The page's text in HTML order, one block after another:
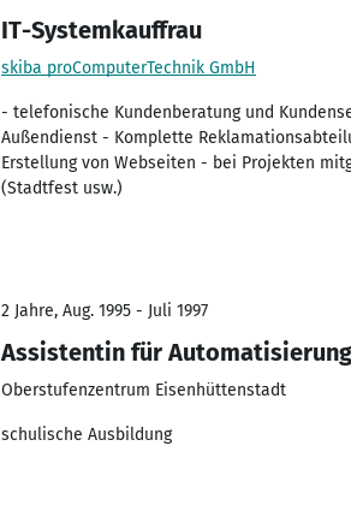
IT-Systemkauffrau
skiba proComputerTechnik GmbH
- telefonische Kundenberatung und
Außendienst - Komplette
Erstellung von Webseiten - bei Projekten
(Stadtfest usw.)
2 Jahre, Aug. 1995 - Juli 1997
Assistentin für
Oberstufenzentrum Eisenhüttenstadt
schulische Ausbildung